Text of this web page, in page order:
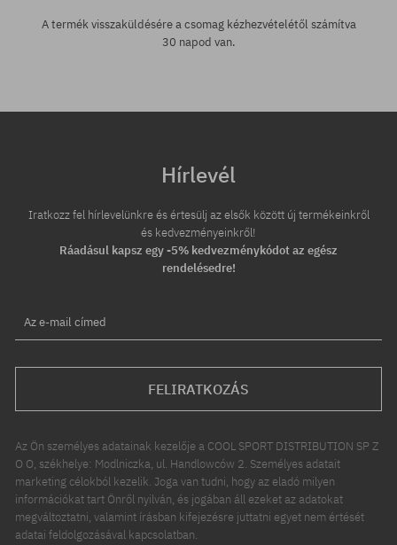
A termék visszaküldésére a csomag kézhezvételétől számítva
30 napod van.
Hírlevél
Iratkozz fel hírlevelünkre és értesülj az elsők között új termékeinkről
és kedvezményeinkről!
Ráadásul kapsz egy -5% kedvezménykódot az egész
rendelésedre!
Az e-mail címed
FELIRATKOZÁS
Az Ön személyes adatainak kezelője a COOL SPORT DISTRIBUTION SP Z
O O, székhelye: Modlniczka, ul. Handlowców 2. Személyes adatait
marketing célokból kezelik. Joga van tudni, hogy az eladó milyen
információkat tart Önről nyilván, és jogában áll ezeket az adatokat
megváltoztatni, valamint írásban kifejezésre juttatni egyet nem értését
adatai feldolgozásával kapcsolatban.